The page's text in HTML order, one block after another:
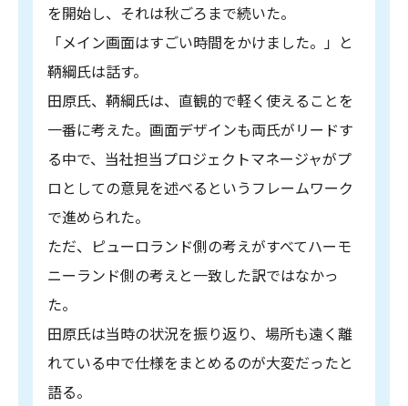
を開始し、それは秋ごろまで続いた。
「メイン画面はすごい時間をかけました。」と
鞆綱氏は話す。
田原氏、鞆綱氏は、直観的で軽く使えることを
一番に考えた。画面デザインも両氏がリードす
る中で、当社担当プロジェクトマネージャがプ
ロとしての意見を述べるというフレームワーク
で進められた。
ただ、ピューロランド側の考えがすべてハーモ
ニーランド側の考えと一致した訳ではなかっ
た。
田原氏は当時の状況を振り返り、場所も遠く離
れている中で仕様をまとめるのが大変だったと
語る。